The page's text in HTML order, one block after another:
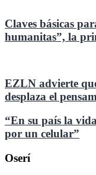
Claves básicas
humanitas”, la
EZLN advierte
desplaza el
“En su país la
por un celular”
Oserí